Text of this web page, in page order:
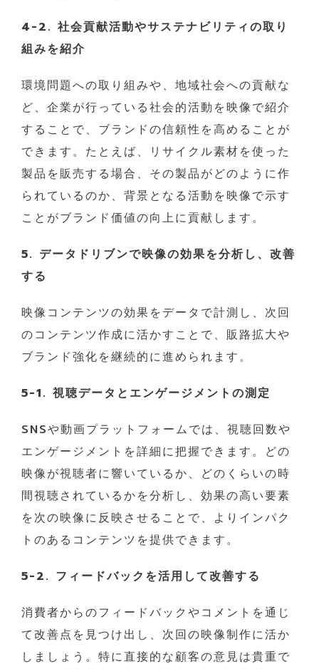
4-2. 社会貢献活動やサステナビリティの取り
組みを紹介
環境問題への取り組みや、地域社会への貢献な
ど、企業が行っている社会的活動を映像で紹介
することで、ブランドの信頼性を高めることが
できます。たとえば、リサイクル素材を使った
製品を販売する場合、その製品がどのように作
られているのか、背景となる活動を映像で示す
ことがブランド価値の向上に貢献します。
5. データドリブンで映像の効果を分析し、改善
する
映像コンテンツの効果をデータで計測し、次回
のコンテンツ作成に活かすことで、販路拡大や
ブランド強化を継続的に進められます。
5-1. 視聴データとエンゲージメントの測定
SNSや動画プラットフォームでは、視聴回数や
エンゲージメントを詳細に把握できます。どの
映像が視聴者に響いているか、どのくらいの時
間視聴されているかを分析し、効果の高い要素
を次の映像に反映させることで、よりインパク
トのあるコンテンツを提供できます。
5-2. フィードバックを活用して改善する
消費者からのフィードバックやコメントを通じ
て改善点を見つけ出し、次回の映像制作に活か
しましょう。特に直接的な顧客の意見は貴重で